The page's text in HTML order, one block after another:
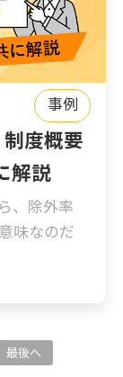
度概要
解説
、除外率
味なのだ
事例
最後へ